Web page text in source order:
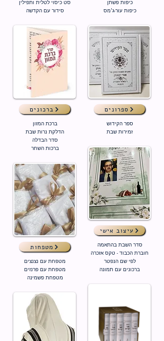
סט כיסוי לטלית ותפילין
סידור עם הקדשה
ברכונים
ברכת המזון
הדלקת נרות שבת
סדר הבדלה
ברכות השחר
מטפחות
מטפחת עם נצנצים
מטפחת עם פרנזים
מטפחת פשמינה
כיפות פשתן
כיפות עור-ג'מס
ספרונים
ספר הקידוש
זמירות שבת
עיצוב אישי
סדר השבת בהתאמה
חוברת הכבוד - טקס אזכרה
לפי שם הנפטר
ברכונים עם תמונה